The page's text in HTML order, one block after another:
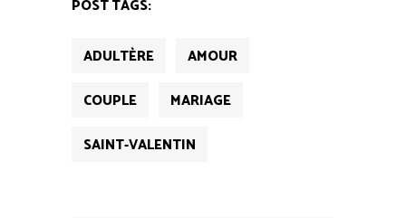
POST TAGS:
ADULTÈRE
AMOUR
COUPLE
MARIAGE
SAINT-VALENTIN